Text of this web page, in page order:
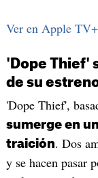
Ver en Apple TV+
'Dope Thief'
de su
'Dope Thief',
sumerge en
traición. Dos
y se hacen pasar